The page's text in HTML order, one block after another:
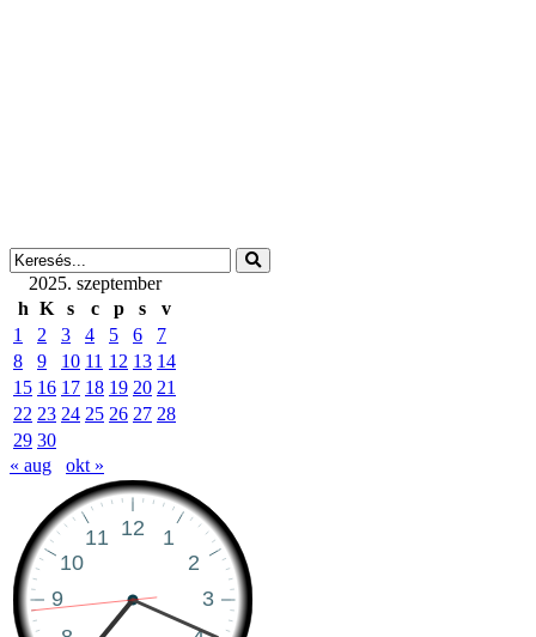
2025. szeptember
h K s c p s
v
1
2 3 4 5 6
7
8
9 10 11 12 13 14
15 16 17 18 19 20 21
22 23 24 25 26 27 28
29 30
« aug
okt »